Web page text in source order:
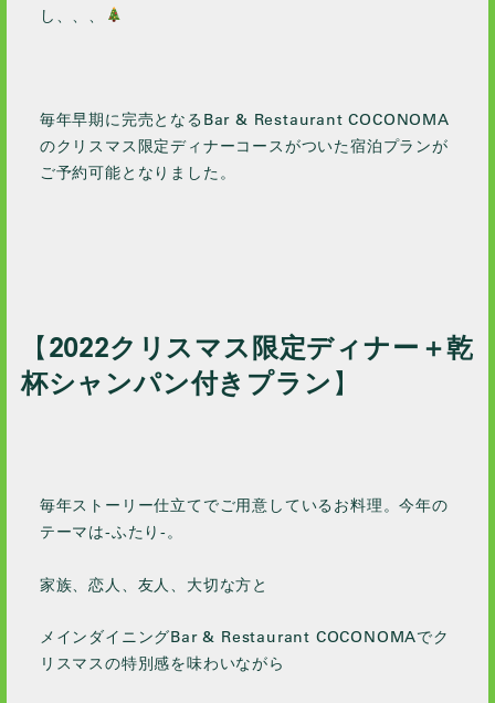
し、、、
毎年早期に完売となるBar & Restaurant COCONOMA
のクリスマス限定ディナーコースがついた宿泊プランが
ご予約可能となりました。
【2022クリスマス限定ディナー＋乾
杯シャンパン付きプラン】
毎年ストーリー仕立てでご用意しているお料理。今年の
テーマは-ふたり-。
家族、恋人、友人、大切な方と
メインダイニングBar & Restaurant COCONOMAでク
リスマスの特別感を味わいながら